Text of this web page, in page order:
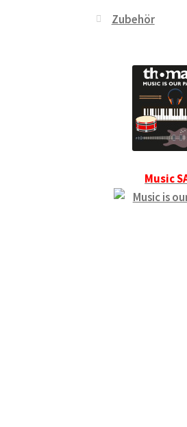
Zubehör
Music